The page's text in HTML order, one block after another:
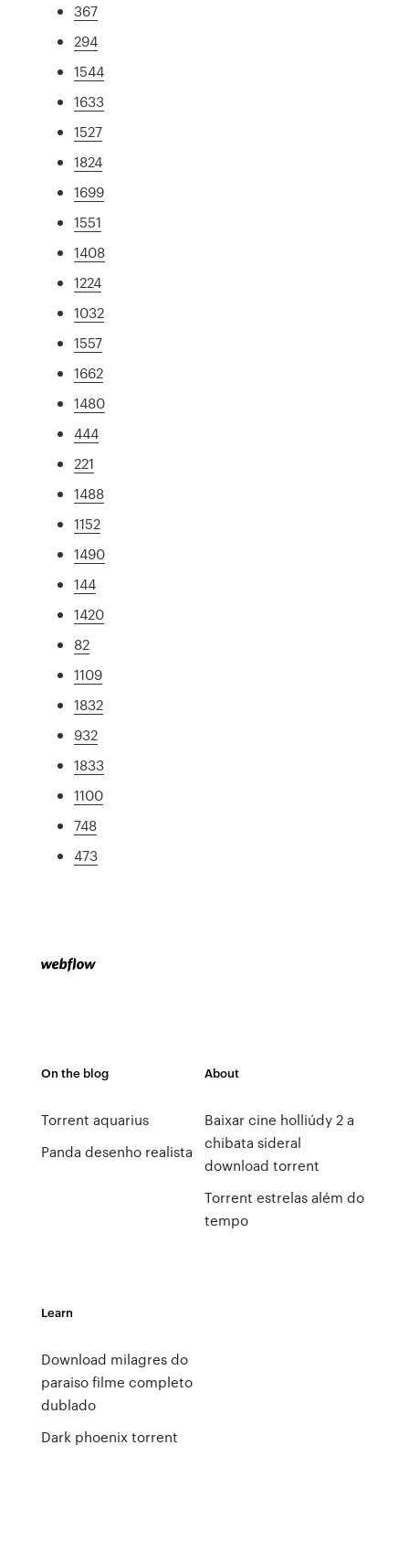
367
294
1544
1633
1527
1824
1699
1551
1408
1224
1032
1557
1662
1480
444
221
1488
1152
1490
144
1420
82
1109
1832
932
1833
1100
748
473
On the blog
Torrent aquarius
Panda desenho realista
About
Baixar cine holliúdy 2 a
chibata sideral
download torrent
Torrent estrelas além do
tempo
Learn
Download milagres do
paraiso filme completo
dublado
Dark phoenix torrent